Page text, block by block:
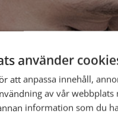
Stockholm
använder
att anpassa innehåll,
av vår
information som du